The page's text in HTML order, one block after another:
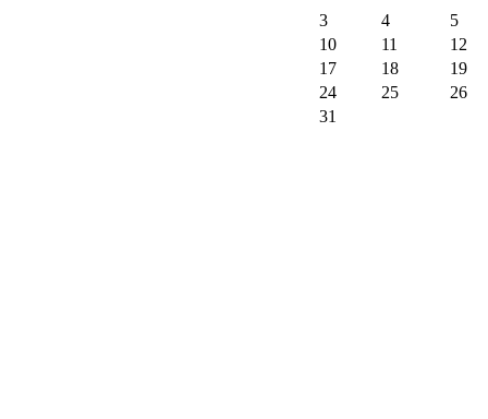
3 4
5
10
11
12
17
18
19
24
25
26
31